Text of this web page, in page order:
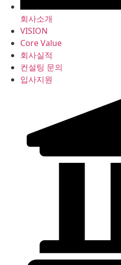
회사소개
VISION
Core Value
회사실적
컨설팅 문의
입사지원